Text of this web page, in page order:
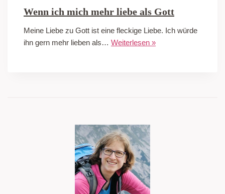
Wenn ich mich mehr liebe als Gott
Meine Liebe zu Gott ist eine fleckige Liebe. Ich würde
ihn gern mehr lieben als… Weiterlesen »